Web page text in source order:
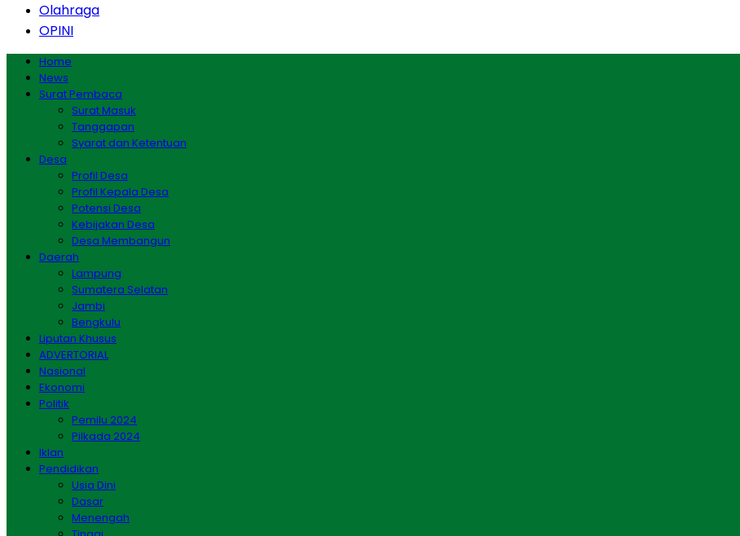
Olahraga
OPINI
Home
News
Surat Pembaca
Surat Masuk
Tanggapan
Syarat dan Ketentuan
Desa
Profil Desa
Profil Kepala Desa
Potensi Desa
Kebijakan Desa
Desa Membangun
Daerah
Lampung
Sumatera Selatan
Jambi
Bengkulu
Liputan Khusus
ADVERTORIAL
Nasional
Ekonomi
Politik
Pemilu 2024
Pilkada 2024
Iklan
Pendidikan
Usia Dini
Dasar
Menengah